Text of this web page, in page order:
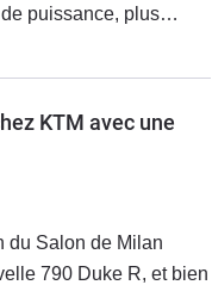
puissance, plus
pour marquer les
KTM avec une
du Salon de Milan
790 Duke R, et bien